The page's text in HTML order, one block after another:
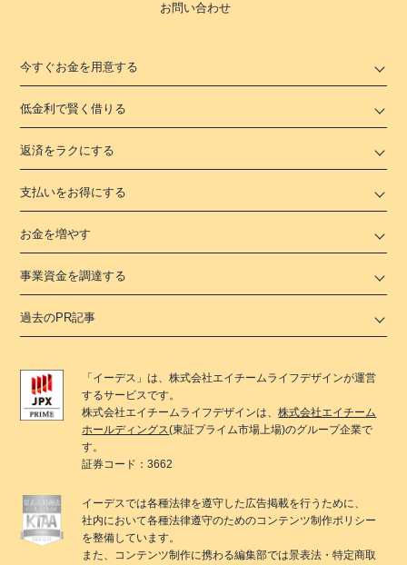
お問い合わせ
今すぐお金を用意する
低金利で賢く借りる
返済をラクにする
支払いをお得にする
お金を増やす
事業資金を調達する
過去のPR記事
「 イーデス 」は、株式会社エイチームライフデザインが運営
するサービスです。
株式会社エイチームライフデザインは、株式会社エイチーム
ホールディングス(東証プライム市場上場)のグループ企業で
す。
証券コード：3662
イーデスでは各種法律を遵守した広告掲載を行うために、
社内において各種法律遵守のためのコンテンツ制作ポリシー
を整備しています。
また、コンテンツ制作に携わる編集部では景表法・特定商取